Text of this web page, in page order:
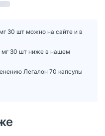
30 шт можно на сайте и в
мг 30 шт ниже в нашем
Легалон 70 капсулы